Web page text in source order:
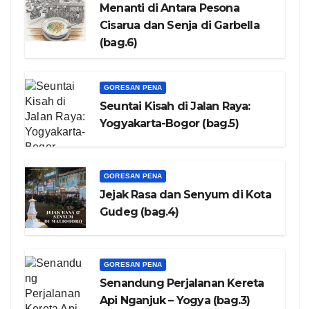
Menanti di Antara Pesona
Cisarua dan Senja di Garbella
(bag.6)
GORESAN PENA
Seuntai Kisah di Jalan Raya:
Yogyakarta-Bogor (bag.5)
GORESAN PENA
Jejak Rasa dan Senyum di Kota
Gudeg (bag.4)
GORESAN PENA
Senandung Perjalanan Kereta
Api Nganjuk – Yogya (bag.3)